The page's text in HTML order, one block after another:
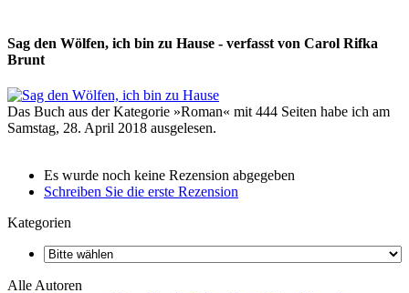
Sag den Wölfen, ich bin zu Hause - verfasst von Carol Rifka
Brunt
Das Buch aus der Kategorie »Roman« mit 444 Seiten habe ich am
Samstag, 28. April 2018 ausgelesen.
Es wurde noch keine Rezension abgegeben
Schreiben Sie die erste Rezension
Kategorien
Alle Autoren